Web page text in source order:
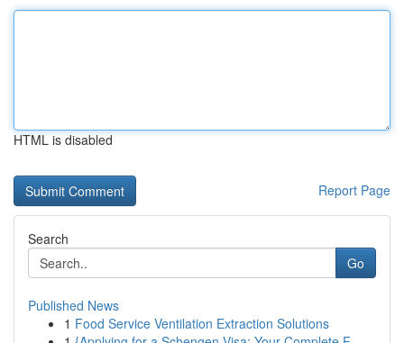
HTML is disabled
Report Page
Search
Go
Published News
1 Food Service Ventilation Extraction Solutions